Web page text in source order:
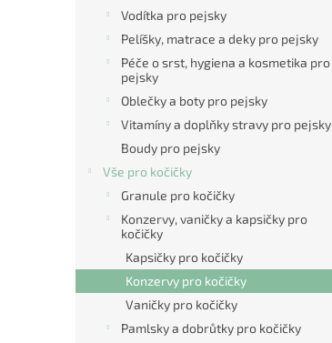
Vodítka pro pejsky
Pelíšky, matrace a deky pro pejsky
Péče o srst, hygiena a kosmetika pro
pejsky
Oblečky a boty pro pejsky
Vitamíny a doplňky stravy pro pejsky
Boudy pro pejsky
Vše pro kočičky
Granule pro kočičky
Konzervy, vaničky a kapsičky pro
kočičky
Kapsičky pro kočičky
Konzervy pro kočičky
Vaničky pro kočičky
Pamlsky a dobrůtky pro kočičky